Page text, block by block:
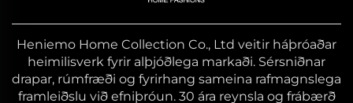
Heniemo Home Collection Co., Ltd veitir háþróaðar
heimilisverk fyrir alþjóðlega markaði. Sérsniðnar
drapar, rúmfræði og fyrirhang sameina rafmagnslega
framleiðslu við efniþróun. 30 ára reynsla og frábærð